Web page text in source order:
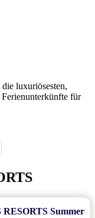
luxuriösesten,
für
Summer